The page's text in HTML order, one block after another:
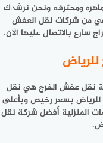
ومحترفه ونحن نرشدك
من شركات نقل العفش
سارع بالاتصال عليها الآن.
نقل عفش الخرج هي نقل
للرياض بسعر رخيص وبأعلى
المنزلية أفضل شركة نقل